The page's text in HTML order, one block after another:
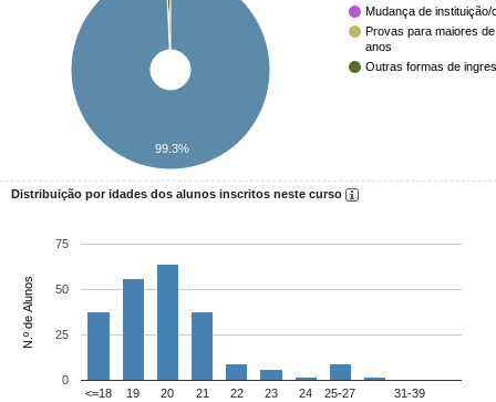
Mudança de instituição/
Provas para maiores
anos
Outras formas de
99.3%
Distribuição por idades dos alunos inscritos neste curso
<=18 19 20 21 22 23 24 25-27 31-39
0
25
50
75
N.º de Alunos